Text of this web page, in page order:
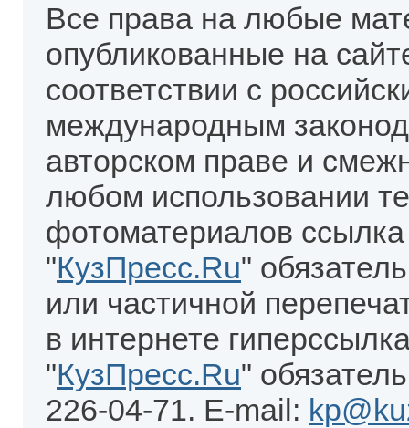
Все права на любые
опубликованные на
соответствии с
международным
авторском праве и
любом использовании
фотоматериалов
"КузПресс.Ru"
или частичной
в интернете
"КузПресс.Ru"
226-04-71. E-mail: